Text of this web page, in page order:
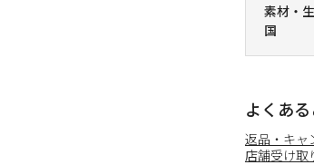
素材・
国
よくあ
返品・キャ
店舗受け取